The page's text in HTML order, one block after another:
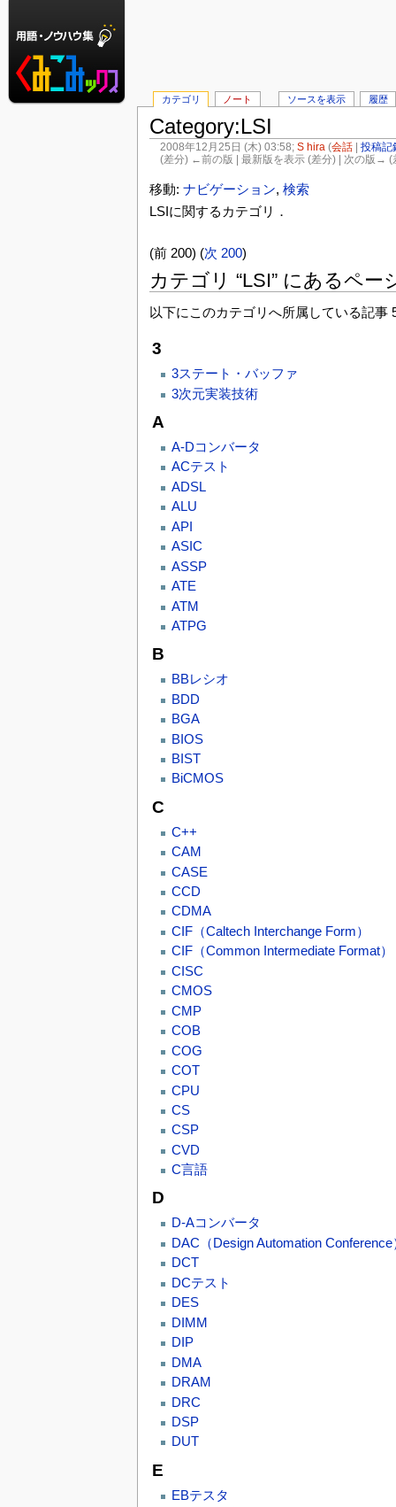
Category:LSI
2008年12月25日 (木) 03:58; S hira(会話| 投稿記
(差分) ←前の版 | 最新版を表示 (差分) | 次の版→ (
移動: ナビゲーション, 検索
LSIに関するカテゴリ．
(前 200) (次 200)
カテゴリ “LSI” にあるペー
以下にこのカテゴリへ所属している記事
3
3ステート・バッファ
3次元実装技術
A
A-Dコンバータ
ACテスト
ADSL
ALU
API
ASIC
ASSP
ATE
ATM
ATPG
B
BBレシオ
BDD
BGA
BIOS
BIST
BiCMOS
C
C++
CAM
CASE
CCD
CDMA
CIF（Caltech Interchange Form）
CIF（Common Intermediate Format）
CISC
CMOS
CMP
COB
COG
COT
CPU
CS
CSP
CVD
C言語
D
D-Aコンバータ
DAC（Design Automation Conference
DCT
DCテスト
DES
DIMM
DIP
DMA
DRAM
DRC
DSP
DUT
E
EBテスタ
カテゴリ ノート ソースを表示 履歴